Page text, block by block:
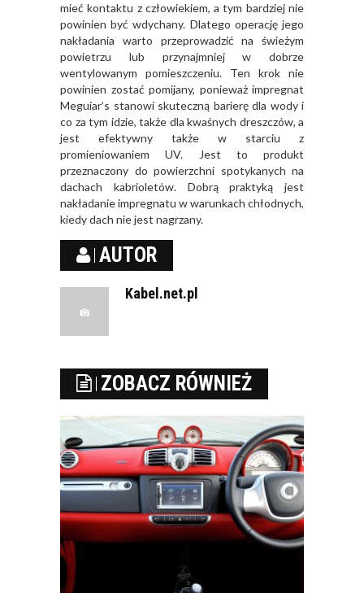
mieć kontaktu z człowiekiem, a tym bardziej nie
powinien być wdychany. Dlatego operację jego
nakładania warto przeprowadzić na świeżym
powietrzu lub przynajmniej w dobrze
wentylowanym pomieszczeniu. Ten krok nie
powinien zostać pomijany, ponieważ impregnat
Meguiar’s stanowi skuteczną barierę dla wody i
co za tym idzie, także dla kwaśnych dreszczów, a
jest efektywny także w starciu z
promieniowaniem UV. Jest to produkt
przeznaczony do powierzchni spotykanych na
dachach kabrioletów. Dobrą praktyką jest
nakładanie impregnatu w warunkach chłodnych,
kiedy dach nie jest nagrzany.
AUTOR
Kabel.net.pl
ZOBACZ RÓWNIEŻ